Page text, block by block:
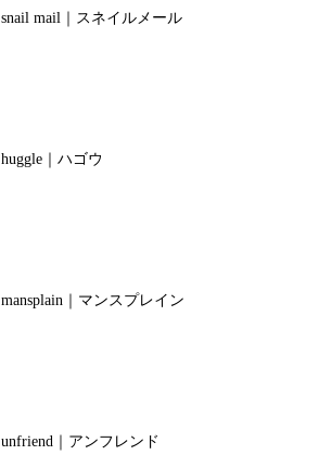
snail mail｜スネイルメール
huggle｜ハゴウ
mansplain｜マンスプレイン
unfriend｜アンフレンド